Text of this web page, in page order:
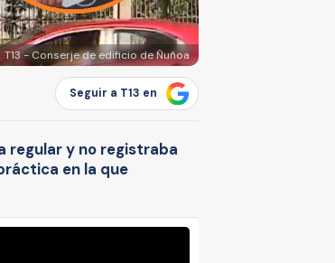
T13 - Conserje de edificio de Ñuñoa
Seguir a T13 en
regular y no registraba
en la que